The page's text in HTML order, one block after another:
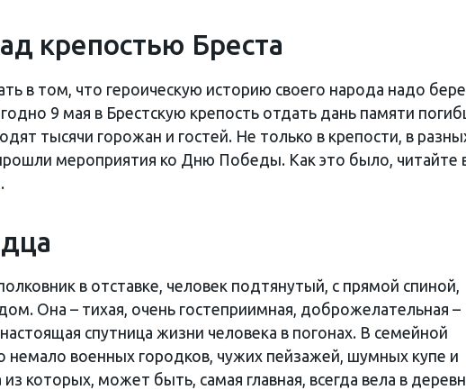
крепостью Бреста
в том, что героическую историю своего народа надо
9 мая в Брестскую крепость отдать дань памяти
тысячи горожан и гостей. Не только в крепости, в
мероприятия ко Дню Победы. Как это было, читайте
в отставке, человек подтянутый, с прямой спиной,
Она – тихая, очень гостеприимная, доброжелательная –
спутница жизни человека в погонах. В семейной
немало военных городков, чужих пейзажей, шумных купе и
которых, может быть, самая главная, всегда вела в